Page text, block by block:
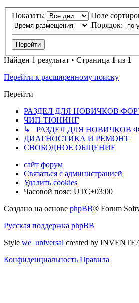
Показать:
Поле
Порядок:
Найден 1 результат • Страница 1 из 1
Перейти к расширенному поиску
Перейти
РАЗДЕЛ ДЛЯ НОВИЧКОВ
ЧИП-ТЮНИНГ
↳ РАЗДЕЛ ДЛЯ НОВИЧКОВ
ДИАГНОСТИКА И РЕМОНТ
СВОБОДНОЕ ОБЩЕНИЕ
сайт форум
Связаться с администрацией
Удалить cookies
Часовой пояс: UTC+03:00
Создано на основе phpBB® Forum
Русская поддержка phpBB
Style we_universal created by
Конфиденциальность Правила